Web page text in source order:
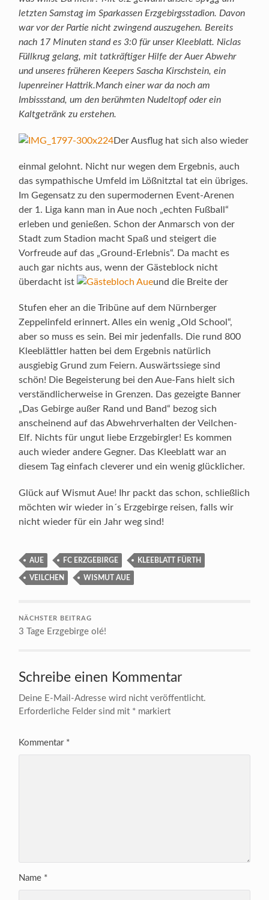
letzten Samstag im Sparkassen Erzgebirgsstadion. Davon
war vor der Partie nicht zwingend auszugehen. Bereits
nach 17 Minuten stand es 3:0 für unser Kleeblatt. Niclas
Füllkrug gelang, mit tatkräftiger Hilfe der Auer Abwehr
und unseres früheren Keepers Sascha Kirschstein, ein
lupenreiner Hattrik.Manch einer war da noch am
Imbissstand, um den berühmten Nudeltopf oder ein
Kaltgetränk zu erstehen.
Der Ausflug hat sich also wieder
einmal gelohnt. Nicht nur wegen dem Ergebnis, auch
das sympathische Umfeld im Lößnitztal tat ein übriges.
Im Gegensatz zu den supermodernen Event-Arenen
der 1. Liga kann man in Aue noch „echten Fußball“
erleben und genießen. Schon der Anmarsch von der
Stadt zum Stadion macht Spaß und steigert die
Vorfreude auf das „Ground-Erlebnis“. Da macht es
auch gar nichts aus, wenn der Gästeblock nicht
überdacht ist
und die Breite der
Stufen eher an die Tribüne auf dem Nürnberger
Zeppelinfeld erinnert. Alles ein wenig „Old School“,
aber so muss es sein. Bei mir jedenfalls. Die rund 800
Kleeblättler hatten bei dem Ergebnis natürlich
ausgiebig Grund zum Feiern. Auswärtssiege sind
schön! Die Begeisterung bei den Aue-Fans hielt sich
verständlicherweise in Grenzen. Das gezeigte Banner
„Das Gebirge außer Rand und Band“ bezog sich
anscheinend auf das Abwehrverhalten der Veilchen-
Elf. Nichts für ungut liebe Erzgebirgler! Es kommen
auch wieder andere Gegner. Das Kleeblatt war an
diesem Tag einfach cleverer und ein wenig glücklicher.
Glück auf Wismut Aue! Ihr packt das schon, schließlich
möchten wir wieder in´s Erzgebirge reisen, falls wir
nicht wieder für ein Jahr weg sind!
AUE FC ERZGEBIRGE KLEEBLATT FÜRTH
VEILCHEN WISMUT AUE
NÄCHSTER BEITRAG
3 Tage Erzgebirge olé!
Schreibe einen Kommentar
Deine E-Mail-Adresse wird nicht veröffentlicht.
Erforderliche Felder sind mit * markiert
Kommentar *
Name *